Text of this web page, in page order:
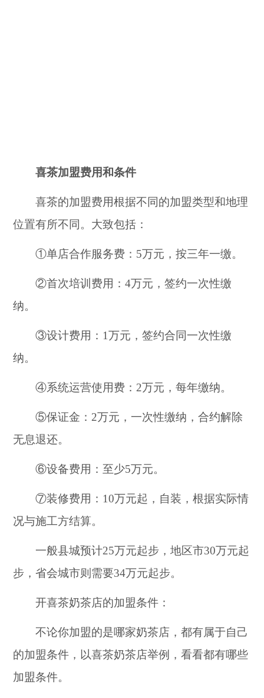
喜茶加盟费用和条件
喜茶的加盟费用根据不同的加盟类型和地理
位置有所不同。大致包括：
①单店合作服务费：5万元，按三年一缴。
②首次培训费用：4万元，签约一次性缴
纳。
③设计费用：1万元，签约合同一次性缴
纳。
④系统运营使用费：2万元，每年缴纳。
⑤保证金：2万元，一次性缴纳，合约解除
无息退还。
⑥设备费用：至少5万元。
⑦装修费用：10万元起，自装，根据实际情
况与施工方结算。
一般县城预计25万元起步，地区市30万元起
步，省会城市则需要34万元起步。
开喜茶奶茶店的加盟条件：
不论你加盟的是哪家奶茶店，都有属于自己
的加盟条件，以喜茶奶茶店举例，看看都有哪些
加盟条件。